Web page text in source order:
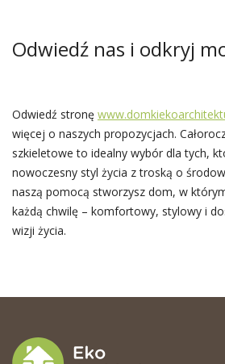
Odwiedź nas i odkryj
Odwiedź stronę
więcej o naszych propozycjach.
szkieletowe to idealny wybór dla tych,
nowoczesny styl życia z troską o
naszą pomocą stworzysz dom, w
każdą chwilę – komfortowy, stylowy i
wizji życia.